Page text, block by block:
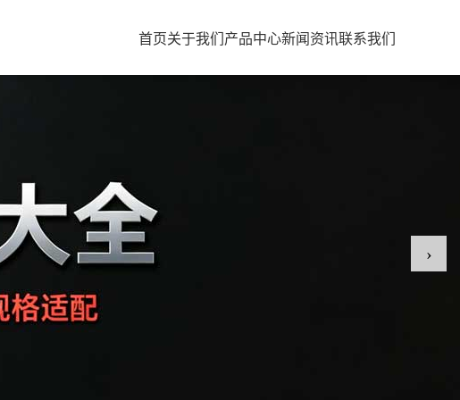
首页关于我们 产品中心新闻资讯联系我们
›